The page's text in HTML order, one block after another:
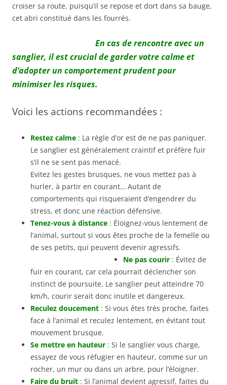
croiser sa route, puisqu’il se repose et dort dans sa bauge,
cet abri constitué dans les fourrés.
En cas de rencontre avec un
sanglier, il est crucial de garder votre calme et
d’adopter un comportement prudent pour
minimiser les risques.
Voici les actions recommandées :
Restez calme : La règle d’or est de ne pas paniquer.
Le sanglier est généralement craintif et préfère fuir
s’il ne se sent pas menacé.
Evitez les gestes brusques, ne vous mettez pas à
hurler, à partir en courant… Autant de
comportements qui risqueraient d’engendrer du
stress, et donc une réaction défensive.
Tenez-vous à distance : Éloignez-vous lentement de
l’animal, surtout si vous êtes proche de la femelle ou
de ses petits, qui peuvent devenir agressifs.
Ne pas courir : Évitez de
fuir en courant, car cela pourrait déclencher son
instinct de poursuite. Le sanglier peut atteindre 70
km/h, courir serait donc inutile et dangereux.
Reculez doucement : Si vous êtes très proche, faites
face à l’animal et reculez lentement, en évitant tout
mouvement brusque.
Se mettre en hauteur : Si le sanglier vous charge,
essayez de vous réfugier en hauteur, comme sur un
rocher, un mur ou dans un arbre, pour l’éloigner.
Faire du bruit : Si l’animal devient agressif, faites du